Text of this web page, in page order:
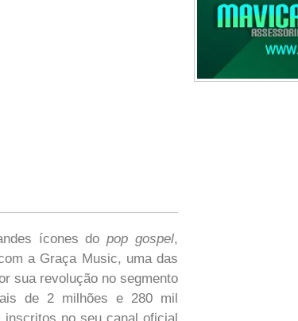
ícones dopop gospel,
a Graça Music, uma das
sua revolução no segmento
de 2 milhões e 280 mil
no seu canal oficial